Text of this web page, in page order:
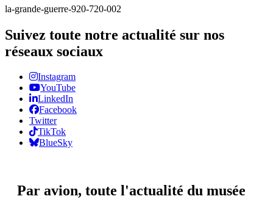
la-grande-guerre-920-720-002
Suivez toute notre actualité sur nos
réseaux sociaux
Instagram
YouTube
LinkedIn
Facebook
Twitter
TikTok
BlueSky
Par avion, toute l'actualité du musée